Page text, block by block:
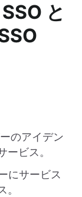
と
のアイデン
ビス。
にサービス